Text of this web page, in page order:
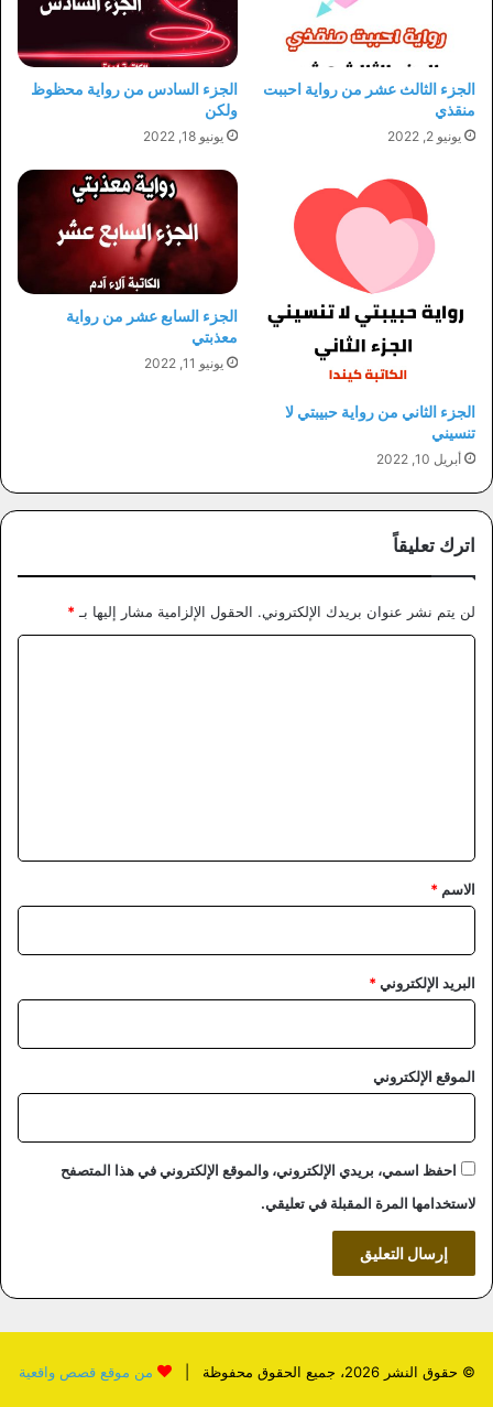
الجزء الثالث عشر من رواية احببت
منقذي
يونيو 2, 2022
الجزء السادس من رواية محظوظ
ولكن
يونيو 18, 2022
الجزء الثاني من رواية حبيبتي لا
تنسيني
أبريل 10, 2022
الجزء السابع عشر من رواية
معذبتي
يونيو 11, 2022
اترك تعليقاً
لن يتم نشر عنوان بريدك الإلكتروني. الحقول الإلزامية مشار إليها بـ*
*
الاسم *
البريد الإلكتروني*
الموقع الإلكتروني
احفظ اسمي، بريدي الإلكتروني، والموقع الإلكتروني في هذا المتصفح
لاستخدامها المرة المقبلة في تعليقي.
© حقوق النشر 2026، جميع الحقوق محفوظة | من موقع قصص واقعية